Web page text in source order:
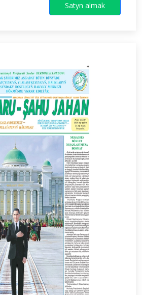
Satyn almak